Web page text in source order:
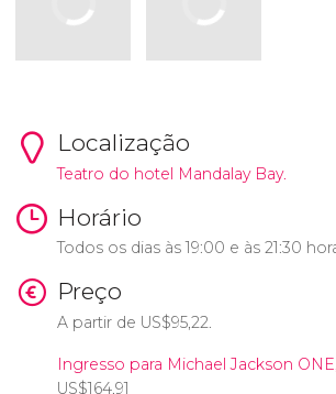
Localização
Teatro do hotel Mandalay Bay.
Horário
Todos os dias às 19:00 e às 21:30
Preço
A partir de US$95,22.
Ingresso para Michael Jackson
US$164,91